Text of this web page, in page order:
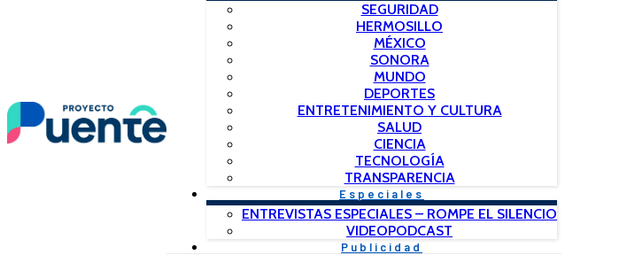
SEGURIDAD
HERMOSILLO
MÉXICO
SONORA
MUNDO
DEPORTES
ENTRETENIMIENTO Y CULTURA
SALUD
CIENCIA
TECNOLOGÍA
TRANSPARENCIA
Especiales
ENTREVISTAS ESPECIALES – ROMPE EL SILENCIO
VIDEOPODCAST
Publicidad